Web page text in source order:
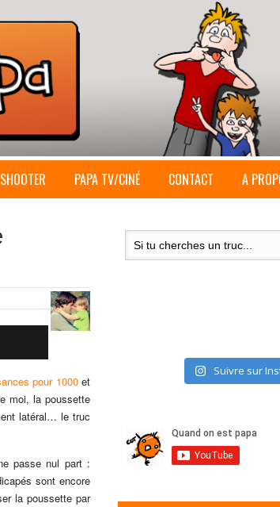
PAPA TV/CINÉ CONTACT A
pour 1000et
moi, la poussette
latéral… le truc
passe nul part :
sont encore
la poussette par
Suivre sur